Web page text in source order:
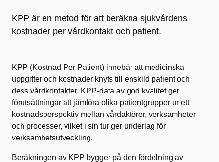
KPP är en metod för att beräkna sjukvårdens
kostnader per vårdkontakt och patient.
KPP (Kostnad Per Patient) innebär att medicinska
uppgifter och kostnader knyts till enskild patient och
dess vårdkontakter. KPP-data av god kvalitet ger
förutsättningar att jämföra olika patientgrupper ur ett
kostnadsperspektiv mellan vårdaktörer, verksamheter
och processer, vilket i sin tur ger underlag för
verksamhetsutveckling.
Beräkningen av KPP bygger på den fördelning av